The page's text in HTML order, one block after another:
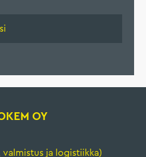
OY
valmistus ja logistiikka)